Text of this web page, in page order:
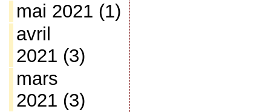
mai 2021 (1)
avril
2021 (3)
mars
2021 (3)